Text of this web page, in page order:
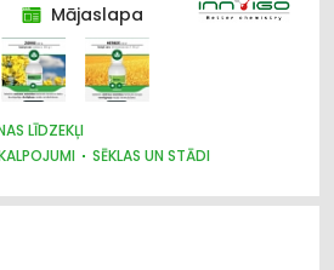
Mājaslapa
LĪDZEKĻI
SĒKLAS UN STĀDI